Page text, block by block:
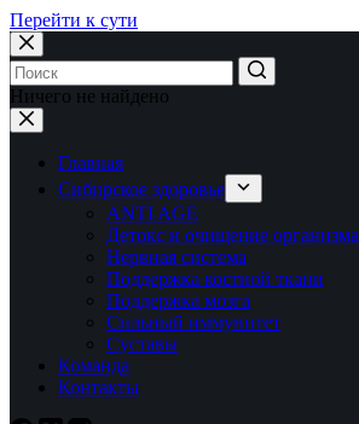
Перейти к сути
Ничего не найдено
Главная
Сибирское здоровье
ANTI AGE
Детокс и очищение организма
Нервная система
Поддержка костной ткани
Поддержка мозга
Сильный иммунитет
Суставы
Команда
Контакты